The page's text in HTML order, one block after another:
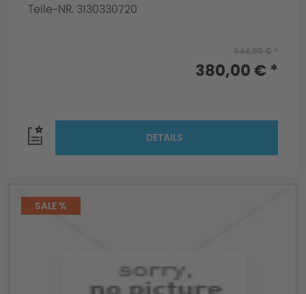
Teile-NR. 3130330720
380,00 € *
DETAILS
SALE %